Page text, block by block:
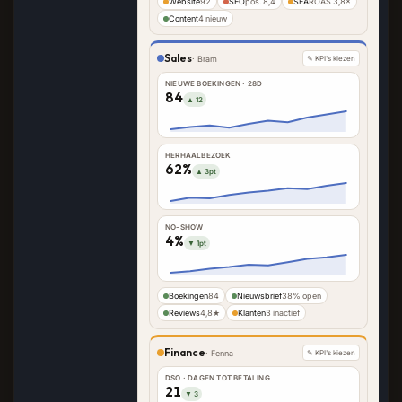
Content4 nieuw
Sales· Bram ✎ KPI's kiezen
NIEUWE BOEKINGEN · 28D
84 ▲ 12
HERHAALBEZOEK
62% ▲ 3pt
NO-SHOW
4% ▼ 1pt
Boekingen84 Nieuwsbrief38% open
Reviews4,8★ Klanten3 inactief
Finance· Fenna ✎ KPI's kiezen
DSO · DAGEN TOT BETALING
21 ▼ 3